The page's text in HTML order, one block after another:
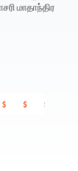
மாதாந்திர